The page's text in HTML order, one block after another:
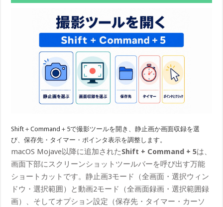
Shift＋Command＋5で撮影ツールを開き、静止画か画面収録を選
び、保存先・タイマー・ポインタ表示を調整します。
macOS Mojave以降に追加されたShift + Command + 5は、
画面下部にスクリーンショットツールバーを呼び出す万能
ショートカットです。静止画3モード（全画面・選択ウィン
ドウ・選択範囲）と動画2モード（全画面録画・選択範囲録
画）、そしてオプション設定（保存先・タイマー・カーソ